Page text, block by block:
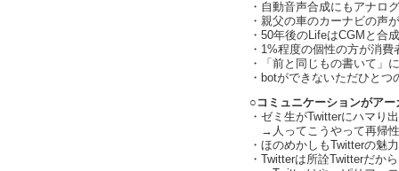
・自動音声合成にもアナロ
・親父の車のカーナビの声
・50年後のLifeはCGMと合
・1%程度の個性の方が消
・「前と同じもの書いて」
・botができないただひとつ
○コミュニケーションがア
・ゼミ生がTwitterにハマり
→人ってこうやって再帰性
・ほのめかしもTwitterの魅
・Twitterは所詮Twitterだか